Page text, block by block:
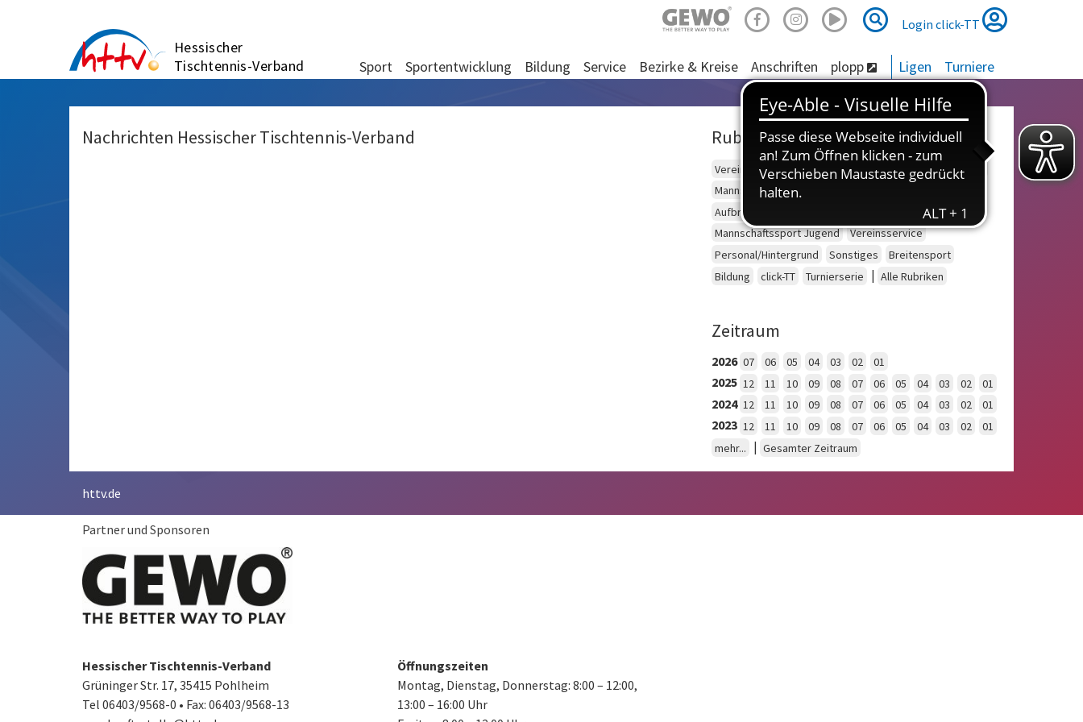
Hessischer
Tischtennis-Verband
Suche
Suche
Login click-TT
Sport Sportentwicklung Bildung Service Bezirke & Kreise Anschriften plopp Ligen Turniere
Nachrichten Hessischer Tischtennis-Verband Rubriken
Vereinsberatung Schulsport
Einzelsport Erwachsene
Mannschaftssport Erwachsene
Aufbruch
Mannschaftssport Jugend
Vereinsservice
Personal/Hintergrund
Sonstiges
Breitensport
Bildung
click-TT Turnierserie | Alle Rubriken
Zeitraum
2026 07 06 05 04 03 02 01
2025 12 11 10 09 08 07 06 05 04 03 02 01
2024 12 11 10 09 08 07 06 05 04 03 02 01
2023 12 11 10 09 08 07 06 05 04 03 02
01
mehr...
| Gesamter Zeitraum
httv.de
Partner und Sponsoren
Hessischer Tischtennis-Verband
Grüninger Str. 17, 35415 Pohlheim
Tel 06403/9568-0 • Fax: 06403/9568-13
Öffnungszeiten
Montag, Dienstag, Donnerstag: 8:00 – 12:00,
13:00 – 16:00 Uhr